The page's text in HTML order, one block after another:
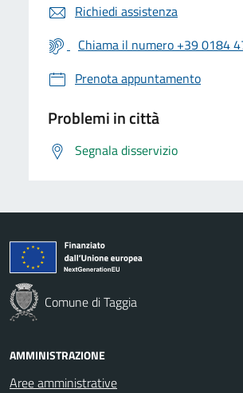
Richiedi assistenza
Chiama il numero +39 0184
Prenota appuntamento
Problemi in città
Segnala disservizio
Comune di Taggia
AMMINISTRAZIONE
Aree amministrative